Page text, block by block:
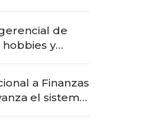
de
hobbies y
a Finanzas
el sistema